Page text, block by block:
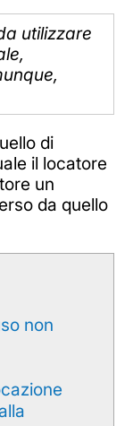
utilizzare
di
il locatore
un
da quello
non